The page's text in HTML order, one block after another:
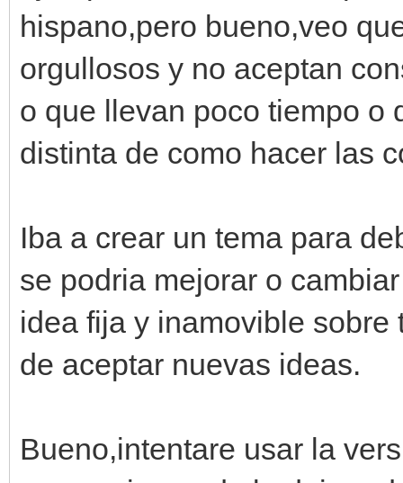
hispano,pero bueno,veo
orgullosos y no aceptan
o que llevan poco tiempo o
distinta de como hacer las
Iba a crear un tema para
se podria mejorar o
idea fija y inamovible
de aceptar nuevas ideas.
Bueno,intentare usar la